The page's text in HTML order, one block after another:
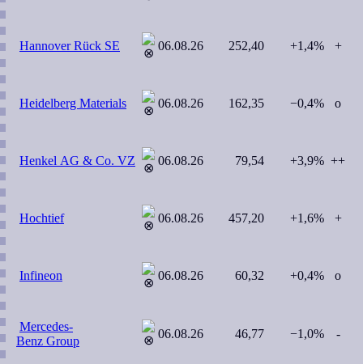
Hannover Rück SE 06.08.26 252,40 +1,4% +
Heidelberg Materials 06.08.26 162,35 −0,4% o
Henkel AG & Co. VZ 06.08.26 79,54 +3,9% ++
Hochtief 06.08.26 457,20 +1,6% +
Infineon 06.08.26 60,32 +0,4% o
Mercedes-
Benz Group
06.08.26 46,77 −1,0% -